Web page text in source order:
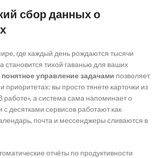
сбор данных о
где каждый день рождаются тысячи
тихой гаванью для ваших
управление задачами позволяет
приоритетах: вы просто тянете карточки из
работе», а система сама напоминает о
десятками сервисов работают как
почта и мессенджеры сливаются в
отчёты по продуктивности